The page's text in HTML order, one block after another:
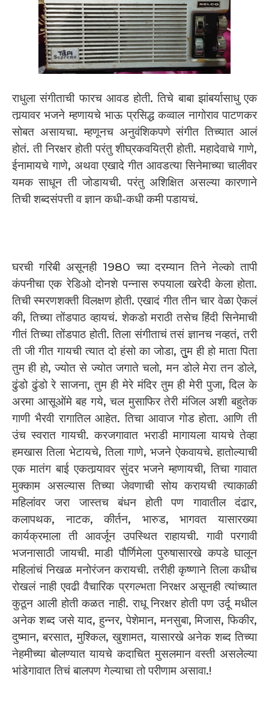
राधुला संगीताची फारच आवड होती. तिचे बाबा झांबर्यासाधु एक
तार्‍यावर भजने म्हणायचे भाऊ प्रसिद्ध कव्वाल नागोराव पाटणकर
सोबत असायचा. म्हणूनच अनुवंशिकपणे संगीत तिच्यात आलं
होतं. ती निरक्षर होती परंतु शीघ्रकवयित्री होती. महादेवाचे गाणे,
ईनामायचे गाणे, अथवा एखादे गीत आवडत्या सिनेमाच्या चालीवर
यमक साधून ती जोडायची. परंतु अशिक्षित असल्या कारणाने
तिची शब्दसंपत्ती व ज्ञान कधी-कधी कमी पडायचं.
घरची गरिबी असूनही 1980 च्या दरम्यान तिने नेल्को तापी
कंपनीचा एक रेडिओ दोनशे पन्नास रुपयाला खरेदी केला होता.
तिची स्मरणशक्ती विलक्षण होती. एखादं गीत तीन चार वेळा ऐकलं
की, तिच्या तोंडपाठ व्हायचं. शेकडो मराठी तसेच हिंदी सिनेमाची
गीतं तिच्या तोंडपाठ होती. तिला संगीताचं तसं ज्ञानच नव्हतं, तरी
ती जी गीत गायची त्यात दो हंसो का जोडा, तुुुम ही हो माता पिता
तुम ही हो, ज्योत से ज्योत जगाते चलो, मन डोले मेरा तन डोले,
ढुंडो ढुंडो रे साजना, तुम ही मेरे मंदिर तुम ही मेरी पुजा, दिल के
अरमा आसूओंमे बह गये, चल मुसाफिर तेरी मंजिल अशी बहुतेक
गाणी भैरवी रागातिल आहेत. तिचा आवाज गोड होता. आणि ती
उंच स्वरात गायची. करजगावात भराडी मागायला यायचे तेव्हा
हमखास तिला भेटायचे, तिला गाणे, भजने ऐकवायचे. हातोल्याची
एक मातंग बाई एकतार्‍यावर सुंदर भजने म्हणायची, तिचा गावात
मुक्काम असल्यास तिच्या जेवणाची सोय करायची त्याकाळी
महिलांवर जरा जास्तच बंधन होती पण गावातील दंढार,
कलापथक, नाटक, कीर्तन, भारुड, भागवत यासारख्या
कार्यक्रमाला ती आवर्जून उपस्थित राहायची. गावी परगावी
भजनासाठी जायची. माडी पौर्णिमेला पुरुषासारखे कपडे घालून
महिलांचं निखळ मनोरंजन करायची. तरीही कृष्णाने तिला कधीच
रोखलं नाही एवढी वैचारिक प्रगल्भता निरक्षर असूनही त्यांच्यात
कुठून आली होती कळत नाही. राधू निरक्षर होती पण उर्दू मधील
अनेक शब्द जसे याद, हुन्नर, पेशेमान, मनसुबा, मिजास, फिकीर,
दुष्मान, बरसात, मुश्किल, खुशामत, यासारखे अनेक शब्द तिच्या
नेहमीच्या बोलण्यात यायचे कदाचित मुसलमान वस्ती असलेल्या
भांडेगावात तिचं बालपण गेल्याचा तो परीणाम असावा.!